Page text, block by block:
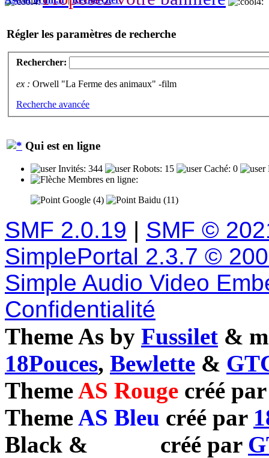
Régler les paramètres de recherche
Rechercher:
ex : Orwell "La Ferme des animaux" -film
Recherche avancée
Qui est en ligne
Invités: 344 Robots: 15 Caché: 0
Membres en ligne:
Google (4)
Baidu (11)
SMF 2.0.19 | SMF ©
SimplePortal 2.3.7 ©
Simple Audio Video
Confidentialité
Theme As by Fussilet &
18Pouces, Bewlette &
ThemeAS Rouge créé
ThemeAS Bleu créé par
Black & créé par